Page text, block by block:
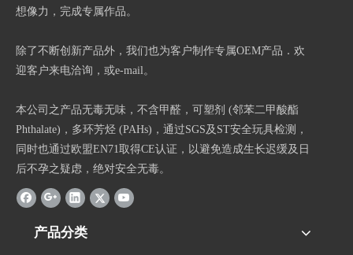
想像力，完成专属作品。
除了不断创新产品外，我们也为客户制作专属OEM产品．欢
迎客户来电洽询，或e-mail。
本公司之产品无毒无味，不含甲醛，可塑剂 (邻苯二甲酸酯
Phthalate)，多环芳烃 (PAHs)，通过SGS及ST安全玩具检测，
同时也通过欧盟EN71取得CE认证，以避免造成生长迟缓及日
后不孕之疑虑，绝对安全无毒。
产品分类